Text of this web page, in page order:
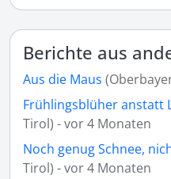
Berichte aus
Aus die Maus
Frühlingsblüher anstatt
Tirol) - vor 4 Monaten
Noch genug Schnee,
Tirol) - vor 4 Monaten